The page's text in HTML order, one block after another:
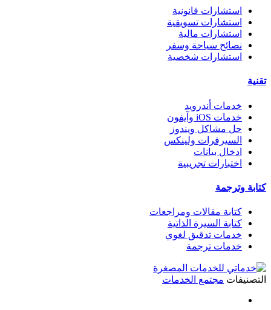
استشارات قانونية
استشارات تسويقية
استشارات مالية
نصائح سياحة وسفر
استشارات شخصية
تقنية
خدمات أندرويد
خدمات iOS وآيفون
حل مشاكل ويندوز
السيرفرات ولينكس
ادخال بيانات
اختبارات تجريبية
كتابة وترجمة
كتابة مقالات ومراجعات
كتابة السيرة الذاتية
خدمات تدقيق لغوي
خدمات ترجمة
التصنيفات مجتمع الخدمات